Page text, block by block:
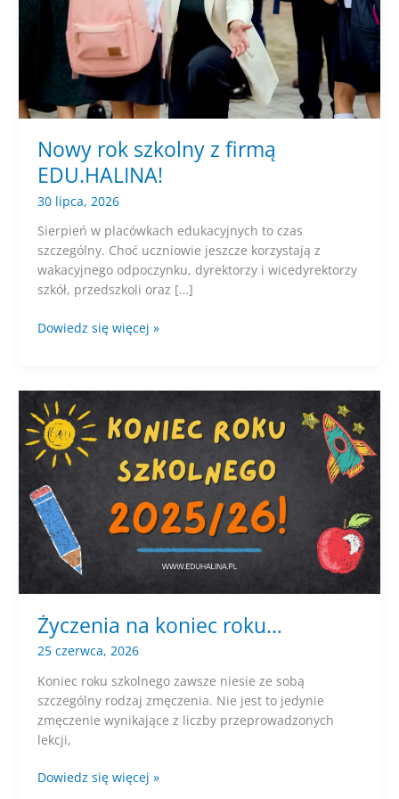
Nowy rok szkolny z firmą
EDU.HALINA!
30 lipca, 2026
Sierpień w placówkach edukacyjnych to czas
szczególny. Choć uczniowie jeszcze korzystają z
wakacyjnego odpoczynku, dyrektorzy i wicedyrektorzy
szkół, przedszkoli oraz […]
Nowy
firmą
EDU.HALINA!
Dowiedz się więcej »
Życzenia na koniec roku…
25 czerwca, 2026
Koniec roku szkolnego zawsze niesie ze sobą
szczególny rodzaj zmęczenia. Nie jest to jedynie
zmęczenie wynikające z liczby przeprowadzonych
lekcji,
Życzenia
Dowiedz się więcej »